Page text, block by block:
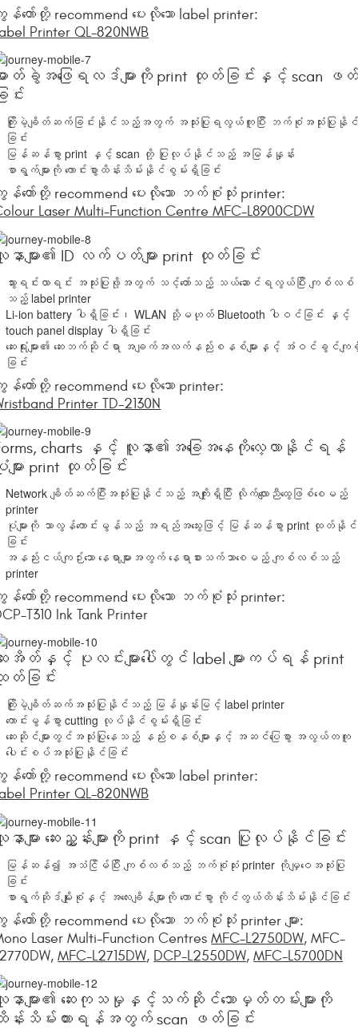
န်တော်တို့ recommend ပေးလိုသော label printer:
Printer QL-820NWB
ာတ်ခွဲအဖြေရလဒ်များကို print ထုတ်ခြင်းနှင့် scan ဖ
င်း
ကြိုးမဲ့ချိတ်ဆက်ခြင်းနိုင်သည့်အတွက် အသုံးပြုရလွယ်ကူပြီး ဘက်စုံအသုံးပြုနို
ခြင်း
မြန်ဆန်စွာ print နှင့် scan တို့ ပြုလုပ်နိုင်သည့် အမြန်နှုန်း
စာရွက်များကို ကောင်းစွာထိန်းသိမ်းနိုင်စွမ်းရှိခြင်း
န်တော်တို့ recommend ပေးလိုသော ဘက်စုံသုံး printer:
Laser Multi-Function Centre MFC-L8900CDW
ာများ၏ ID လက်ပတ်များ print ထုတ်ခြင်း
သွားရင်းလာရင်း အသုံးပြုဖို့အတွက် သင့်တော်သည့် သယ်ဆောင်ရလွယ်ပြီး ကျစ်လစ်
သည့် label printer
Li-ion battery ပါရှိခြင်း၊ WLAN သို့မဟုတ် Bluetooth ပါဝင်ခြင်း နှင့်
touch panel display ပါရှိခြင်း
ဆေးရုံးများ၏ ဆေးဘက်ဆိုင်ရာ အချက်အလက်နည်းစနစ်များနှင့် အံဝင်ခွင်ကျ
ခြင်း
န်တော်တို့ recommend ပေးလိုသော printer:
Printer TD-2130N
charts နှင့် လူနာ၏အခြေအနေကိုလေ့လာနိုင်ရန်
ျား print ထုတ်ခြင်း
Network ချိတ်ဆက်ပြီးအသုံးပြုနိုင်သည့် အကျိုးရှိပြီး လိုက်လျောညီထွေဖြစ်စေမည့်
printer
ပုံများကို သာလွန်ကောင်းမွန်သည့် အရည်အသွေးဖြင့် မြန်ဆန်စွာ print ထုတ်နိုင်
ခြင်း
အနည်းငယ်ကျဉ်းသော နေရာများအတွက် နေရာစားသက်သာစေမည့် ကျစ်လစ်သည့်
printer
န်တော်တို့ recommend ပေးလိုသော ဘက်စုံသုံး printer:
T310 Ink Tank Printer
းအိတ်နှင့် ပုလင်းများပေါ်တွင် label များကပ်ရန် print
တ်ခြင်း
ကြိုးမဲ့ချိတ်ဆက်အသုံးပြုနိုင်သည့် မြန်နှုန်းမြင့် label printer
ကောင်းမွန်စွာ cutting လုပ်နိုင်စွမ်းရှိခြင်း
ဆေးဆိုင်များတွင်အသုံးပြုနေသည့် နည်းစနစ်များနှင့် အဆင်ပြေစွာ အလွယ်တကူ
ပေါင်းစပ်အသုံးပြုနိုင်ခြင်း
န်တော်တို့ recommend ပေးလိုသော label printer:
Printer QL-820NWB
ာများ ဆေးညွှန်းများကို print နှင့် scan ပြုလုပ်နိုင်ခြင်း
မြန်ဆန်၍ အသံငြိမ်ပြီး ကျစ်လစ်သည့် ဘက်စုံသုံး printer ကိုမျှဝေအသုံးပြု
ခြင်း
စာရွက်ဆိုဒ်မျိုးစုံနှင့် အလေးချိန်များကို ကောင်းစွာ ကိုင်တွယ်ထိန်းသိမ်းနိုင်ခြင်း
န်တော်တို့ recommend ပေးလိုသော ဘက်စုံသုံး printer များ:
Laser Multi-Function CentresMFC-L2750DW, MFC-
MFC-L2715DW, DCP-L2550DW,MFC-L5700DN
နာများ၏ ဆေးကုသမှုနှင့်သက်ဆိုင်သောမှတ်တမ်းများကို
န်းသိမ်းထားရန်အတွက် scan ဖတ်ခြင်း